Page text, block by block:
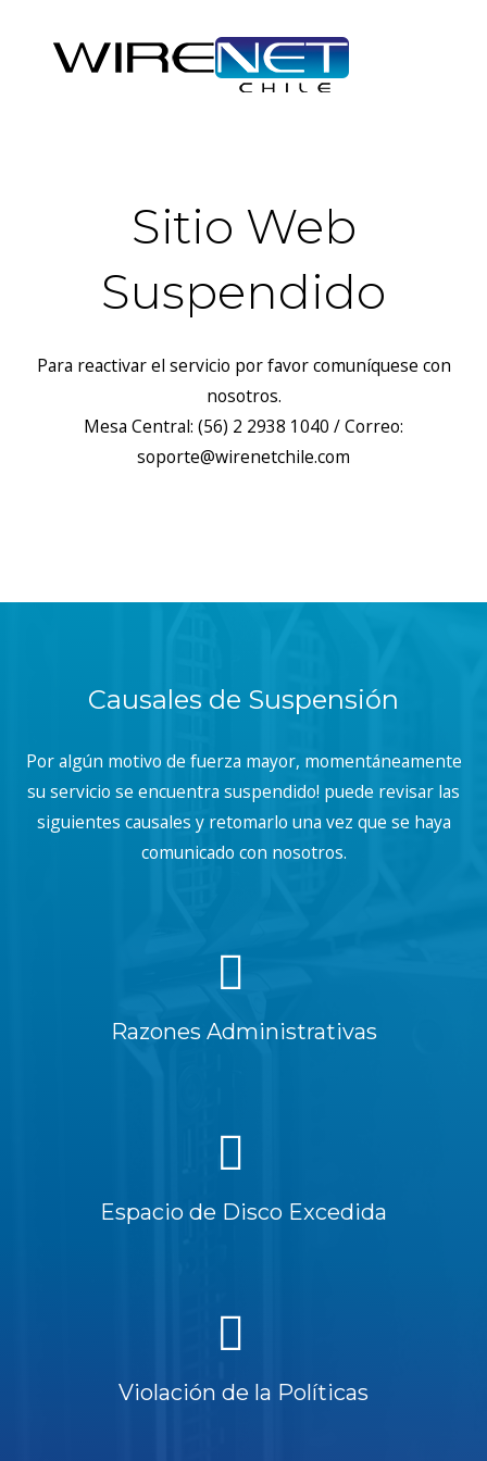
Sitio Web
Suspendido
Para reactivar el servicio por favor comuníquese con
nosotros.
Mesa Central: (56) 2 2938 1040 / Correo:
soporte@wirenetchile.com
Causales de Suspensión
Por algún motivo de fuerza mayor, momentáneamente
su servicio se encuentra suspendido! puede revisar las
siguientes causales y retomarlo una vez que se haya
comunicado con nosotros.
Razones Administrativas
Espacio de Disco Excedida
Violación de la Políticas